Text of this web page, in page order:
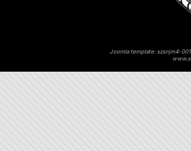
Joomla template: szsnjm4-